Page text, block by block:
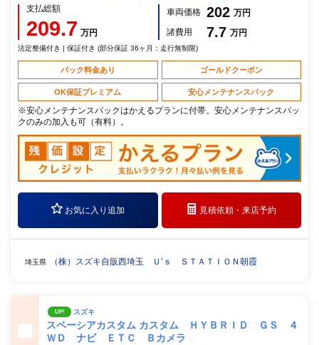
支払総額
209.7 万円
車両価格 202 万円
諸費用
7.7 万円
法定整備付き | 保証付き (部分保証 36ヶ月：走行無制限)
パック料金あり ゴールドクーポン
OK保証プレミアム 安心メンテナンスパック
※安心メンテナンスパックはかえるプランに付帯。安心メンテナンスパッ
クのみの加入も可（有料）。
お気に入り追加 見積依頼・来店予約
埼玉県 （株）スズキ自販西埼玉 Ｕ’ｓ ＳＴＡＴＩＯＮ朝霞
UP! スズキ
スペーシアカスタム カスタム ＨＹＢＲＩＤ ＧＳ ４
ＷＤ ナビ ＥＴＣ Ｂカメラ